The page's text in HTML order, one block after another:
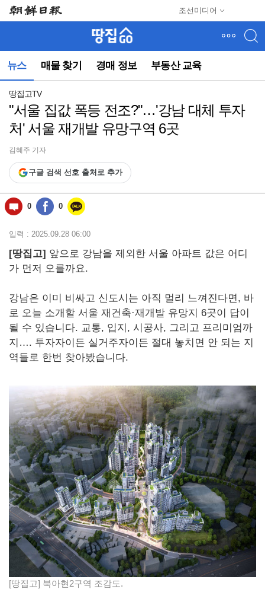
조선미디어
뉴스 매물 찾기 경매 정보 부동산 교육
뉴
(컨
동)
땅집고TV
"서울 집값 폭등 전조?"…'강남 대체 투자
처' 서울 재개발 유망구역 6곳
김혜주 기자
구글 검색 선호 출처로 추가
0 0
입력 : 2025.09.28 06:00
[땅집고] 앞으로 강남을 제외한 서울 아파트 값은 어디
가 먼저 오를까요.
강남은 이미 비싸고 신도시는 아직 멀리 느껴진다면, 바
로 오늘 소개할 서울 재건축·재개발 유망지 6곳이 답이
될 수 있습니다. 교통, 입지, 시공사, 그리고 프리미엄까
지…. 투자자이든 실거주자이든 절대 놓치면 안 되는 지
역들로 한번 찾아봤습니다.
[땅집고] 북아현2구역 조감도.